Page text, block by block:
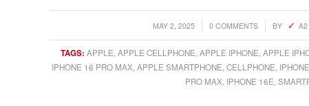
MAY 2, 2025
/ 0 COMMENTS
/ BY
TAGS: APPLE APPLE CELLPHONE APPLE IPHONE APPLE
IPHONE 16 PRO MAX APPLE SMARTPHONE CELLPHONE IPHONE
PRO MAX IPHONE 16E